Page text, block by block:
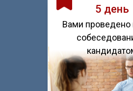
5 день
Вами проведено